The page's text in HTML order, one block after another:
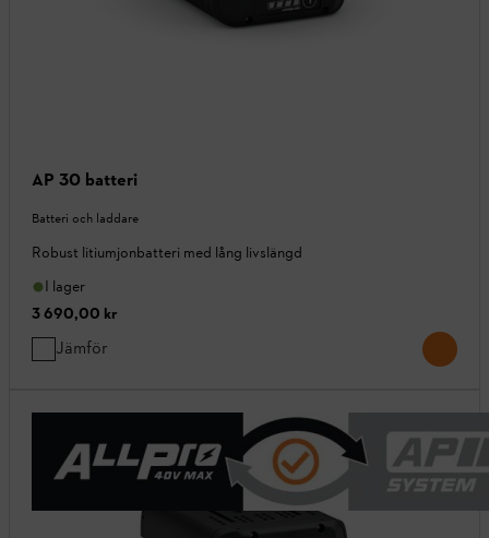
AP 30 batteri
Batteri och laddare
Robust litiumjonbatteri med lång livslängd
I lager
3 690,00 kr
Jämför